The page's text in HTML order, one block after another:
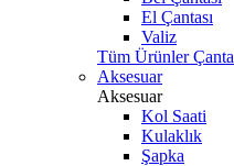
El Çantası
Valiz
Tüm Ürünler Çanta
Aksesuar
Aksesuar
Kol Saati
Kulaklık
Şapka